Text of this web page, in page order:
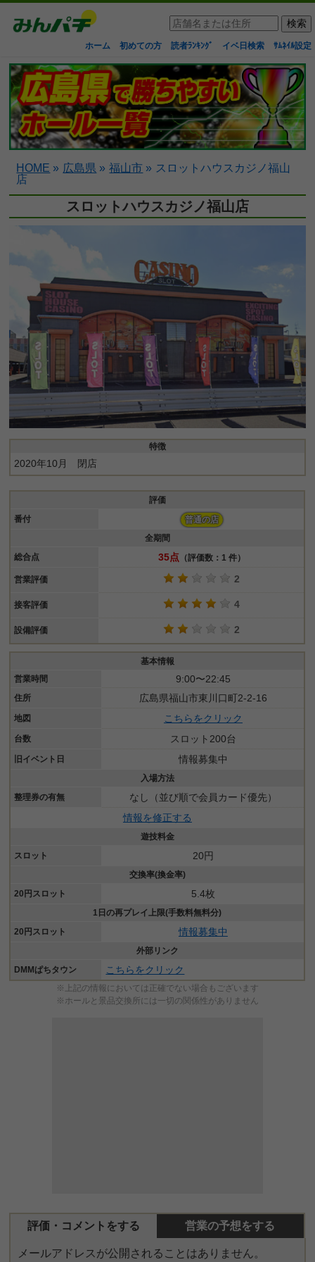
ホーム 初めての方 読者ﾗﾝｷﾝｸﾞ イベ日検索 ｻﾑﾈｲﾙ設定
HOME » 広島県 » 福山市 » スロットハウスカジノ福山
店
スロットハウスカジノ福山店
特徴
2020年10月 閉店
評価
番付
普通の店
全期間
総合点
35点 （評価数：1 件）
営業評価 2
接客評価 4
設備評価 2
基本情報
営業時間
9:00〜22:45
住所 広島県福山市東川口町2-2-16
地図 こちらをクリック
台数 スロット200台
旧イベント日 情報募集中
入場方法
整理券の有無
なし（並び順で会員カード優先）
情報を修正する
遊技料金
スロット
20円
交換率(換金率)
20円スロット
5.4枚
1日の再プレイ上限(手数料無料分)
20円スロット
情報募集中
外部リンク
DMMぱちタウン
こちらをクリック
※上記の情報においては正確でない場合もございます
※ホールと景品交換所には一切の関係性がありません
評価・コメントをする 営業の予想をする
メールアドレスが公開されることはありません。